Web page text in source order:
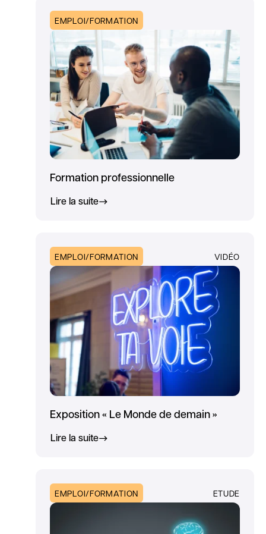
EMPLOI/FORMATION
Formation professionnelle
Lire la suite
EMPLOI/FORMATION VIDÉO
Exposition « Le Monde de demain »
Lire la suite
EMPLOI/FORMATION ETUDE